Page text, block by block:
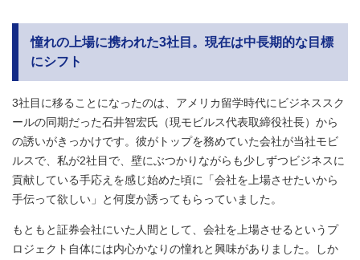
憧れの上場に携われた3社目。現在は中長期的な目標
にシフト
3社目に移ることになったのは、アメリカ留学時代にビジネススク
ールの同期だった石井智宏氏（現モビルス代表取締役社長）から
の誘いがきっかけです。彼がトップを務めていた会社が当社モビ
ルスで、私が2社目で、壁にぶつかりながらも少しずつビジネスに
貢献している手応えを感じ始めた頃に「会社を上場させたいから
手伝って欲しい」と何度か誘ってもらっていました。
もともと証券会社にいた人間として、会社を上場させるというプ
ロジェクト自体には内心かなりの憧れと興味がありました。しか